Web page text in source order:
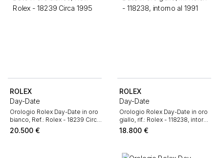
ROLEX
Day-Date
Orologio Rolex Day-Date in oro
bianco, Ref.: Rolex - 18239 Circa
1995
20.500 €
ROLEX
Day-Date
Orologio Rolex Day-Date in oro
giallo, rif.: Rolex - 118238, intorno
al 1991
18.800 €